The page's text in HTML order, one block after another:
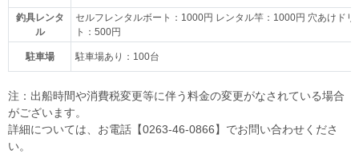
釣具レンタ
ル
セルフレンタルボート：1000円 レンタル竿：1000円 穴あけド
ト：500円
駐車場 駐車場あり：100台
注：出船時間や消費税変更等に伴う料金の変更がなされている場合
がございます。
詳細については、お電話【0263-46-0866】でお問い合わせくださ
い。